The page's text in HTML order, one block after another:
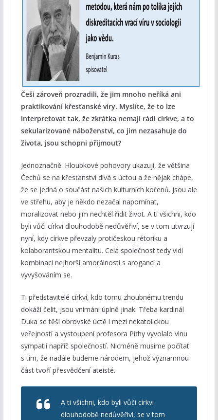
Češi zároveň prozradili, že jim mnoho neříká ani
praktikování křesťanské víry. Myslíte, že to lze
interpretovat tak, že zkrátka nemají rádi církve, a to
sekularizované náboženství, co jim nezasahuje do
života, jsou schopni přijmout?
Jednoznačně. Hloubkové pohovory ukazují, že většina
Čechů se na křesťanství dívá s úctou a že nějak chápe,
že se jedná o součást našich kulturních kořenů. Jsou ale
ve střehu, aby je někdo nezačal napomínat,
moralizovat nebo jim nechtěl řídit život. A ti všichni, kdo
byli vůči církvi dlouhodobě nedůvěřiví, se v tom utvrzují
nyní, kdy církve převzaly protičeskou rétoriku a
kolaborantskou mentalitu. Celá společnost tedy vidí
kombinaci nejhorší amorálnosti s arogancí a
vyvyšováním se.
Ti představitelé církví, kdo tomu zhoubnému trendu
dokáží čelit, jsou vnímáni úplně jinak. Třeba kardinál
Duka se těší obrovské úctě i mezi nekatolickou
veřejností a vystoupení profesora Piťhy vyvolalo vlnu
sympatií napříč společností. Nicméně musíme počítat
s tím, že nadále budeme národem, jehož významnou
část tvoří přesvědčení ateisté.
A ti všichni, kdo byli vůči církvi
dlouhodobě nedůvěřiví, se v tom